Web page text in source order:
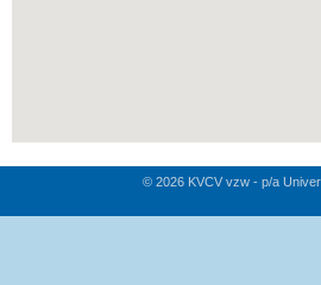
© 2026 KVCV vzw - p/a